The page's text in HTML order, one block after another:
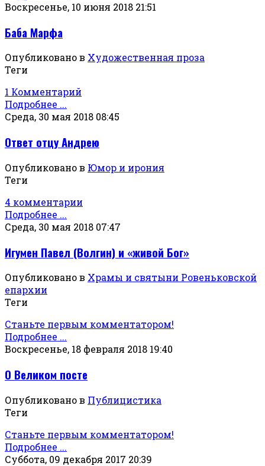
Воскресенье, 10 июня 2018 21:51
Баба Марфа
Опубликовано в Художественная проза
Теги
1 Комментарий
Подробнее ...
Среда, 30 мая 2018 08:45
Ответ отцу Андрею
Опубликовано в Юмор и ирония
Теги
4 комментарии
Подробнее ...
Среда, 30 мая 2018 07:47
Игумен Павел (Волгин) и «живой Бог»
Опубликовано в Храмы и святыни Ровеньковской
епархии
Теги
Станьте первым комментатором!
Подробнее ...
Воскресенье, 18 февраля 2018 19:40
О Великом посте
Опубликовано в Публицистика
Теги
Станьте первым комментатором!
Подробнее ...
Суббота, 09 декабря 2017 20:39